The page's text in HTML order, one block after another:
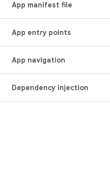
App manifest file
App entry points
App navigation
Dependency injection